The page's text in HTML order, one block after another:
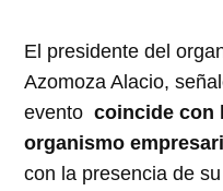
El presidente del
Azomoza Alacio,
evento coincide con
organismo
con la presencia de